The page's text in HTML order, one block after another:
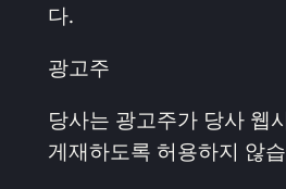
다.
광고주
당사는 광고주가 당사 웹
게재하도록 허용하지 않